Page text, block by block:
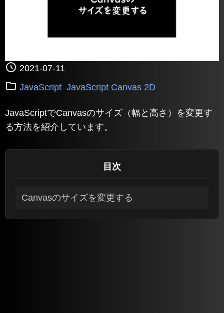
2021-07-11
JavaScript JavaScript Canvas 2D
JavaScriptでCanvasのサイズ（幅と高さ）を変更す
る方法を紹介しています。
目次
Canvasのサイズを変更する